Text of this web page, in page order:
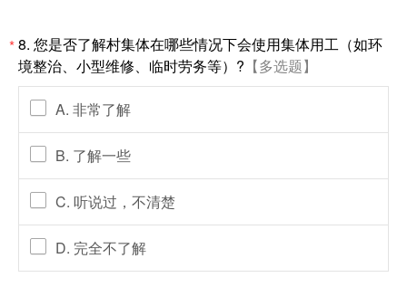
*8. 您是否了解村集体在哪些情况下会使用集体用工（如环
境整治、小型维修、临时劳务等）? 【多选题】
A. 非常了解
B. 了解一些
C. 听说过，不清楚
D. 完全不了解